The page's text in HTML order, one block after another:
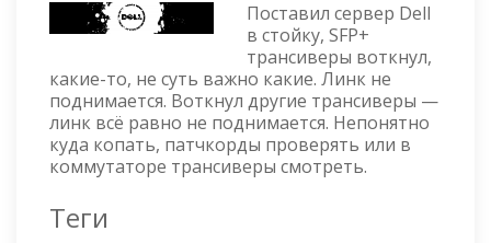
UNSUPPORTED
SFP+
Поставил сервер Dell
в стойку, SFP+
трансиверы воткнул,
какие-то, не суть важно какие. Линк не
поднимается. Воткнул другие трансиверы —
линк всё равно не поднимается. Непонятно
куда копать, патчкорды проверять или в
коммутаторе трансиверы смотреть.
Теги